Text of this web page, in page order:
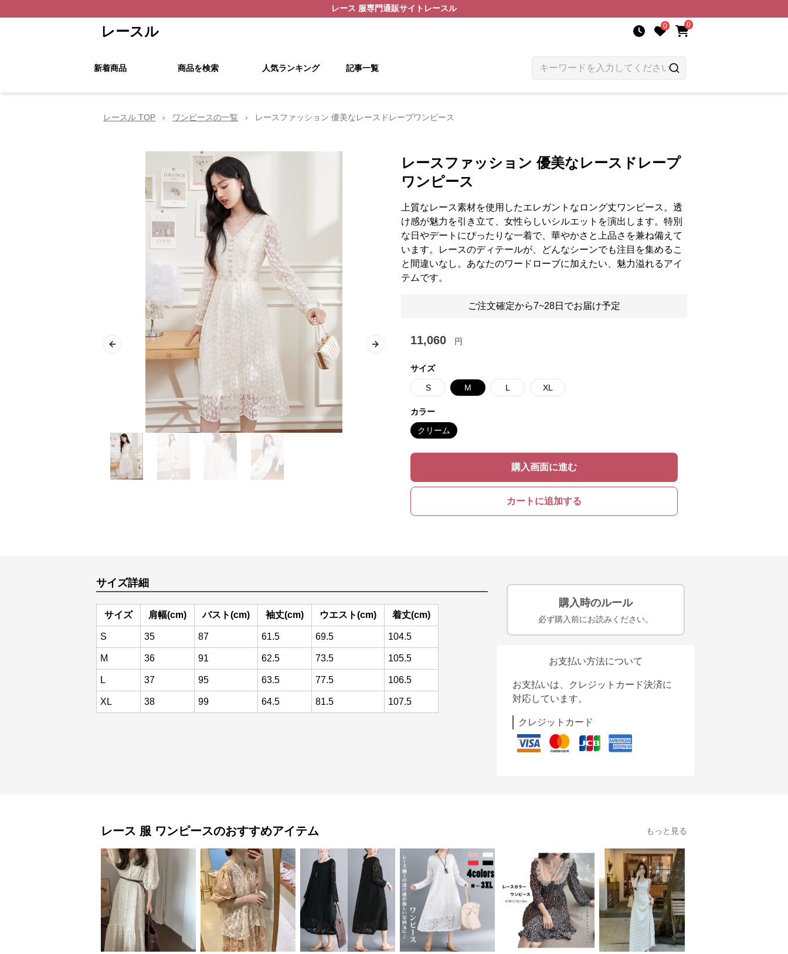
レース 服専門通販サイト レースル
レースル 0 0
新着商品 商品を検索 人気ランキング 記事一覧
レースル TOP › ワンピースの一覧 › レースファッション 優美なレースドレープワンピース
Previous slide Next slide
レースファッション 優美なレースドレープ
ワンピース
上質なレース素材を使用したエレガントなロング丈ワンピース。透
け感が魅力を引き立て、女性らしいシルエットを演出します。特別
な日やデートにぴったりな一着で、華やかさと上品さを兼ね備えて
います。レースのディテールが、どんなシーンでも注目を集めるこ
と間違いなし。あなたのワードローブに加えたい、魅力溢れるアイ
テムです。
ご注文確定から7~28日でお届け予定
11,060 円
サイズ
S M L XL
カラー
クリーム
購入画面に進む
カートに追加する
サイズ詳細
サイズ 肩幅(cm) バスト(cm) 袖丈(cm) ウエスト(cm) 着丈(cm)
S 35 87 61.5 69.5 104.5
M 36 91 62.5 73.5 105.5
L 37 95 63.5 77.5 106.5
XL 38 99 64.5 81.5 107.5
購入時のルール
必ず購入前にお読みください。
お支払い方法について
お支払いは、クレジットカード決済に
対応しています。
クレジットカード
レース 服 ワンピースのおすすめアイテム もっと見る